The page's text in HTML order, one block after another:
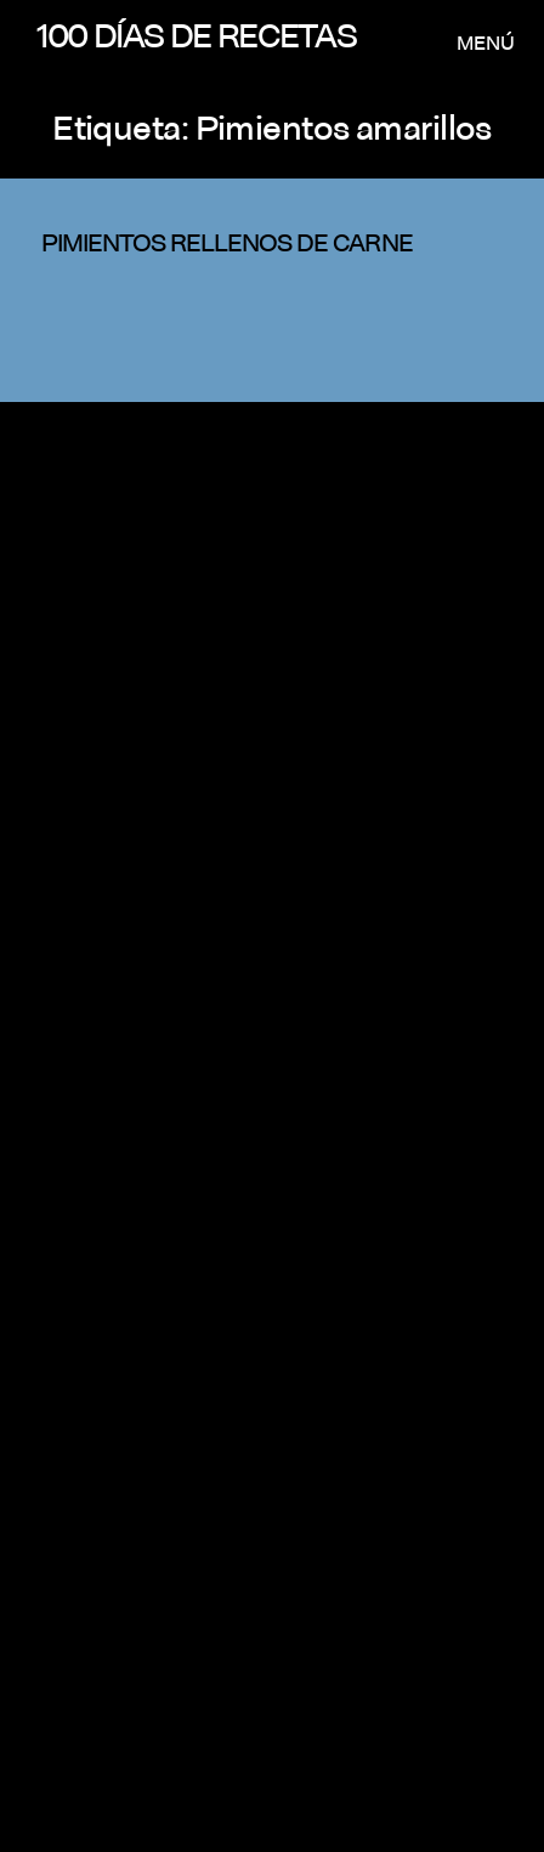
100 DÍAS DE RECETAS MENÚ
Etiqueta: Pimientos amarillos
PIMIENTOS RELLENOS DE CARNE